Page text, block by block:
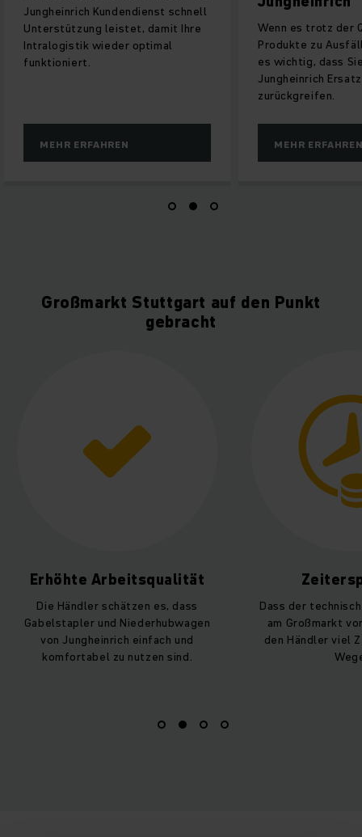
Jungheinrich Kundendienst schnell
Unterstützung leistet, damit Ihre
Intralogistik wieder optimal
funktioniert.
MEHR ERFAHREN
Wenn es trotz der
Produkte zu
es wichtig, dass
Jungheinrich
zurückgreifen.
MEHR
Großmarkt Stuttgart auf den Punkt
gebracht
Erhöhte Arbeitsqualität
Die Händler schätzen es, dass
Gabelstapler und Niederhubwagen
von Jungheinrich einfach und
komfortabel zu nutzen sind.
Dass der
am Großmarkt
den Händler viel